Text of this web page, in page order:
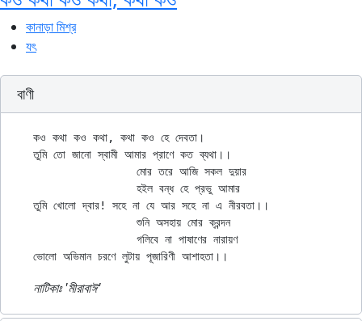
কানাড়া মিশ্র
যৎ
বাণী
কও কথা কও কথা, কথা কও হে দেবতা।
তুমি তো জানো স্বামী আমার প্রাণে কত ব্যথা।।
তুমি খোলো দ্বার! সহে না যে আর সহে না এ নীরবতা।।
নাটিকাঃ ‍‌'মীরাবাঈ'